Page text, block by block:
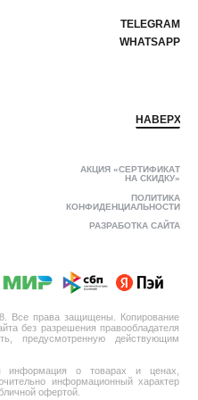
АКЦИЯ «СЕРТИФИКАТ
НА СКИДКУ»
ПОЛИТИКА
КОНФИДЕНЦИАЛЬНОСТИ
РАЗРАБОТКА САЙТА
НАВЕРХ
TELEGRAM
WHATSAPP
Все права защищены. Копирование
без разрешения правообладателя
предусмотренную действующим
информация о товарах и ценах,
информационный характер
офертой.